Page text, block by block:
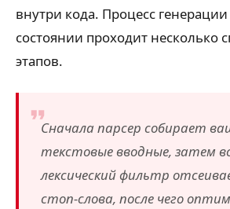
внутри кода. Процесс генерации
состоянии проходит несколько
этапов.
Сначала парсер собирает
текстовые вводные, затем
лексический фильтр
стоп-слова, после чего